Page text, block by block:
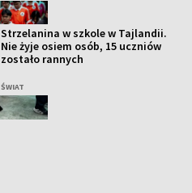
Strzelanina w szkole w Tajlandii.
Nie żyje osiem osób, 15 uczniów
zostało rannych
ŚWIAT